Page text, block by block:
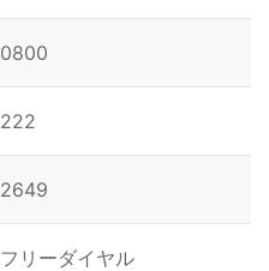
0800
222
2649
フリーダイヤル